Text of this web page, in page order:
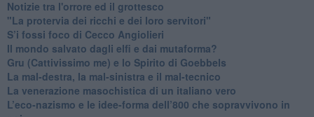
Notizie tra l'orrore ed il grottesco
"La protervia dei ricchi e dei loro servitori"
S’i fossi foco di Cecco Angiolieri
​Il mondo salvato dagli elfi e dai mutaforma?
Gru (Cattivissimo me) e lo Spirito di Goebbels
​La mal-destra, la mal-sinistra e il mal-tecnico
​La venerazione masochistica di un italiano vero
​L’eco-nazismo e le idee-forma dell’800 che sopravvivono in